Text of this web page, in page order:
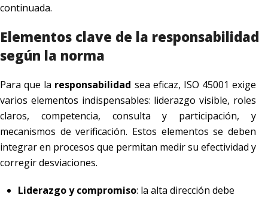
continuada.
Elementos clave de la responsabilidad
según la norma
Para que la responsabilidad sea eficaz, ISO 45001 exige
varios elementos indispensables: liderazgo visible, roles
claros, competencia, consulta y participación, y
mecanismos de verificación. Estos elementos se deben
integrar en procesos que permitan medir su efectividad y
corregir desviaciones.
Liderazgo y compromiso: la alta dirección debe